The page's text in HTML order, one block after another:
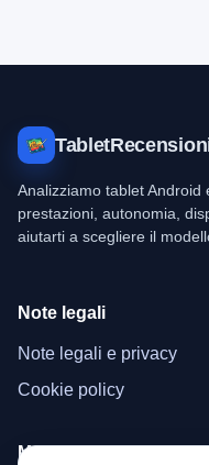
Analizziamo tablet Android
prestazioni, autonomia,
aiutarti a scegliere il
Note legali
Note legali e privacy
Cookie policy
Menu